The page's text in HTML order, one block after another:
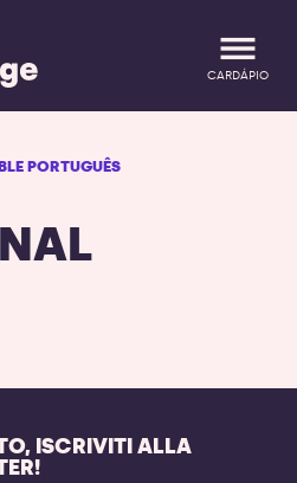
CARDÁPIO
PORTUGUÊS
ISCRIVITI ALLA